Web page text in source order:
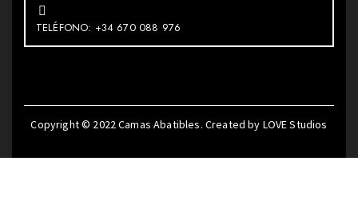
TELÉFONO: +34 670 088 976
Copyright © 2022Camas Abatibles. Created by LOVE Studios